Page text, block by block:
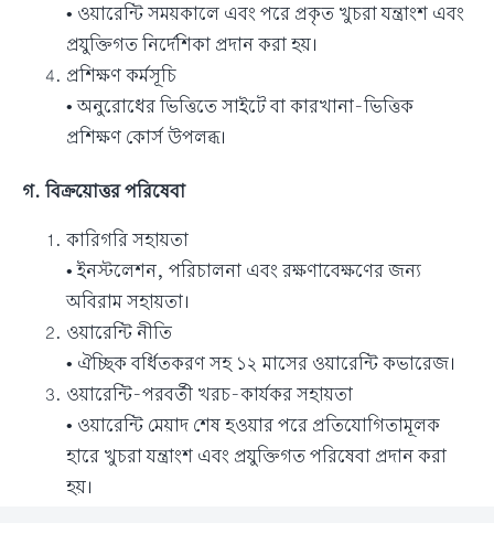
• ওয়ারেন্টি সময়কালে এবং পরে প্রকৃত খুচরা যন্ত্রাংশ এবং
প্রযুক্তিগত নির্দেশিকা প্রদান করা হয়।
প্রশিক্ষণ কর্মসূচি
• অনুরোধের ভিত্তিতে সাইটে বা কারখানা-ভিত্তিক
প্রশিক্ষণ কোর্স উপলব্ধ।
গ. বিক্রয়োত্তর পরিষেবা
কারিগরি সহায়তা
• ইনস্টলেশন, পরিচালনা এবং রক্ষণাবেক্ষণের জন্য
অবিরাম সহায়তা।
ওয়ারেন্টি নীতি
• ঐচ্ছিক বর্ধিতকরণ সহ ১২ মাসের ওয়ারেন্টি কভারেজ।
ওয়ারেন্টি-পরবর্তী খরচ-কার্যকর সহায়তা
• ওয়ারেন্টি মেয়াদ শেষ হওয়ার পরে প্রতিযোগিতামূলক
হারে খুচরা যন্ত্রাংশ এবং প্রযুক্তিগত পরিষেবা প্রদান করা
হয়।